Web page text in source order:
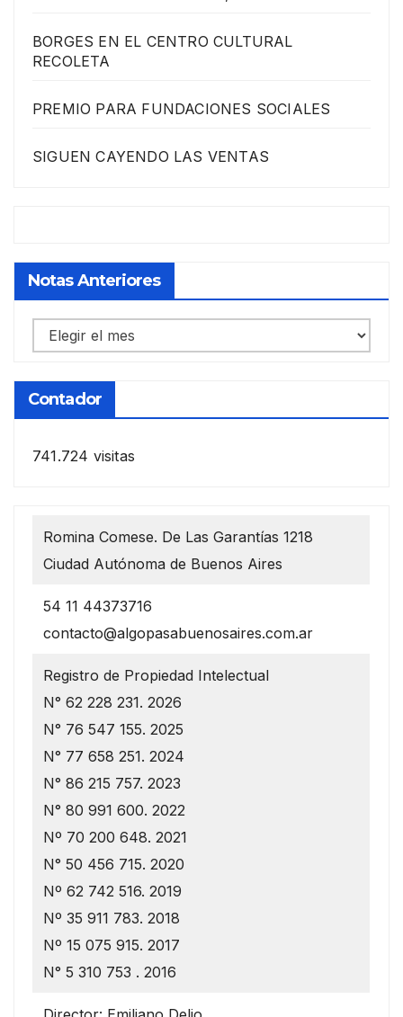
BORGES EN EL CENTRO CULTURAL
RECOLETA
PREMIO PARA FUNDACIONES SOCIALES
SIGUEN CAYENDO LAS VENTAS
Notas Anteriores
Notas
anteriores
Contador
741.724 visitas
Romina Comese. De Las Garantías 1218
Ciudad Autónoma de Buenos Aires
54 11 44373716
contacto@algopasabuenosaires.com.ar
Registro de Propiedad Intelectual
N° 62 228 231. 2026
N° 76 547 155. 2025
N° 77 658 251. 2024
N° 86 215 757. 2023
N° 80 991 600. 2022
Nº 70 200 648. 2021
N° 50 456 715. 2020
Nº 62 742 516. 2019
Nº 35 911 783. 2018
Nº 15 075 915. 2017
N° 5 310 753 . 2016